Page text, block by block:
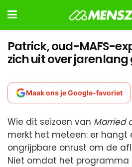
Patrick, oud-MAFS-
zich uit over
Maak ons je Google-favoriet
Wie dit seizoen van Married
merkt het meteen: er hangt
ongrijpbare onrust om de
Niet omdat het programma